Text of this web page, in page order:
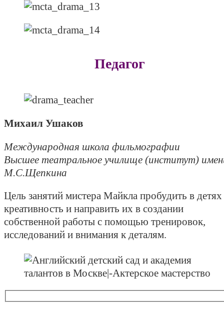
Педагог
Михаил Ушаков
Международная школа фильмографии
Высшее театральное училище (институт)
М.С.Щепкина
Цель занятий мистера Майкла пробудить в детях
креативность и направить их в создании
собственной работы с помощью тренировок,
исследований и внимания к деталям.